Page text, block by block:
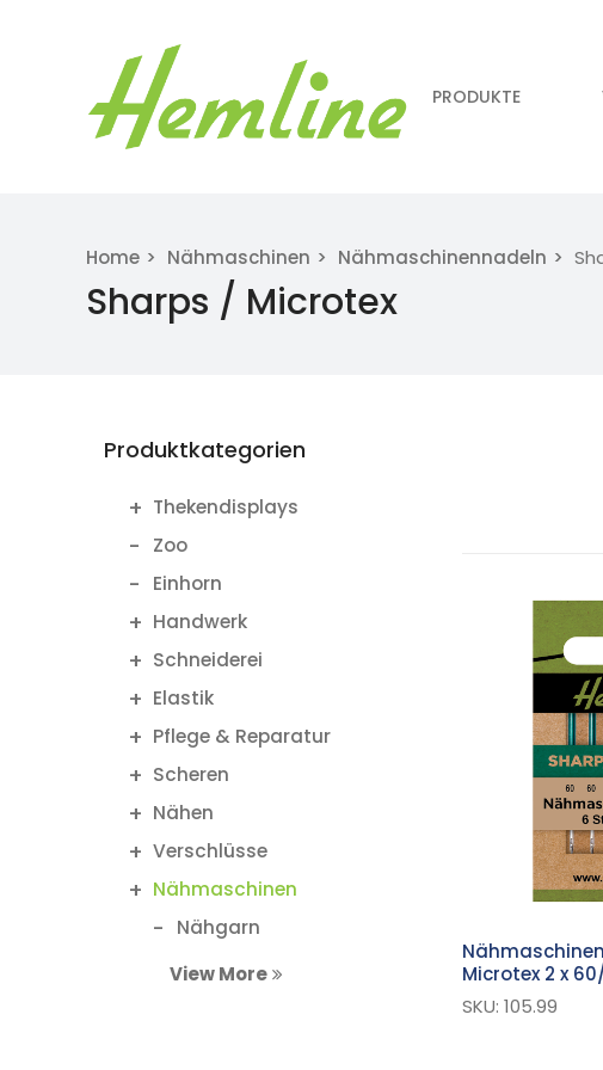
PRODUKTE
Home Nähmaschinen Nähmaschinennadeln
Sharps / Microtex
Produktkategorien
Thekendisplays
Zoo
Einhorn
Handwerk
Schneiderei
Elastik
Pflege & Reparatur
Scheren
Nähen
Verschlüsse
Nähmaschinen
Nähgarn
Glühbirne
View More
Microtex 2 x
SKU: 105.99